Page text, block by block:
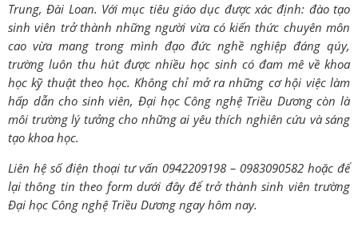
Trung, Đài Loan. Với mục tiêu giáo dục được xác định: đào tạo
sinh viên trở thành những người vừa có kiến thức chuyên môn
cao vừa mang trong mình đạo đức nghề nghiệp đáng qúy,
trường luôn thu hút được nhiều học sinh có đam mê về khoa
học kỹ thuật theo học. Không chỉ mở ra những cơ hội việc làm
hấp dẫn cho sinh viên, Đại học Công nghệ Triều Dương còn là
môi trường lý tưởng cho những ai yêu thích nghiên cứu và sáng
tạo khoa học.
Liên hệ số điện thoại tư vấn 0942209198 – 0983090582 hoặc để
lại thông tin theo form dưới đây để trở thành sinh viên trường
Đại học Công nghệ Triều Dương ngay hôm nay.